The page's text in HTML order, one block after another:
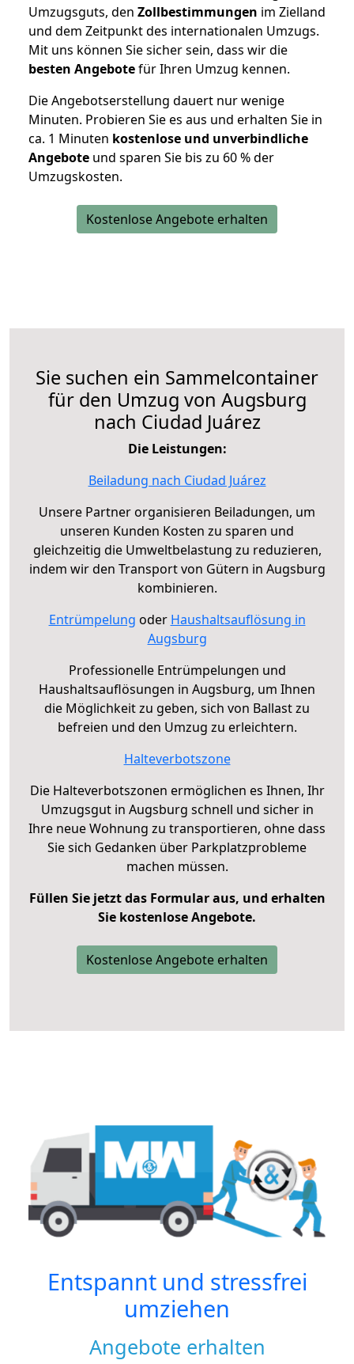
Umzugsguts, den Zollbestimmungen im Zielland
und dem Zeitpunkt des internationalen Umzugs.
Mit uns können Sie sicher sein, dass wir die
besten Angebotefür Ihren Umzug kennen.
Die Angebotserstellung dauert nur wenige
Minuten. Probieren Sie es aus und erhalten Sie in
ca. 1 Minuten kostenlose und unverbindliche
Angebote und sparen Sie bis zu 60 % der
Umzugskosten.
Kostenlose Angebote erhalten
Sie suchen ein Sammelcontainer
für den Umzug von Augsburg
nach Ciudad Juárez
Die Leistungen:
Beiladung nach Ciudad Juárez
Unsere Partner organisieren Beiladungen, um
unseren Kunden Kosten zu sparen und
gleichzeitig die Umweltbelastung zu reduzieren,
indem wir den Transport von Gütern in Augsburg
kombinieren.
Entrümpelung oder Haushaltsauflösung in
Augsburg
Professionelle Entrümpelungen und
Haushaltsauflösungen in Augsburg, um Ihnen
die Möglichkeit zu geben, sich von Ballast zu
befreien und den Umzug zu erleichtern.
Halteverbotszone
Die Halteverbotszonen ermöglichen es Ihnen, Ihr
Umzugsgut in Augsburg schnell und sicher in
Ihre neue Wohnung zu transportieren, ohne dass
Sie sich Gedanken über Parkplatzprobleme
machen müssen.
Füllen Sie jetzt das Formular aus, und erhalten
Sie kostenlose Angebote.
Kostenlose Angebote erhalten
Entspannt und stressfrei
umziehen
Angebote erhalten